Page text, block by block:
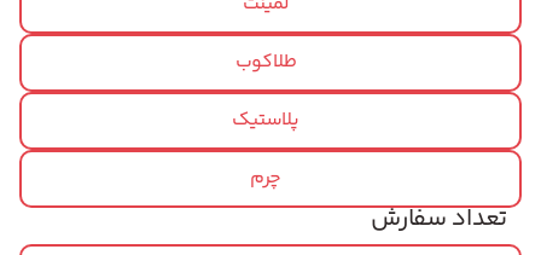
طلاکوب
پلاستیک
چرم
تعداد سفارش